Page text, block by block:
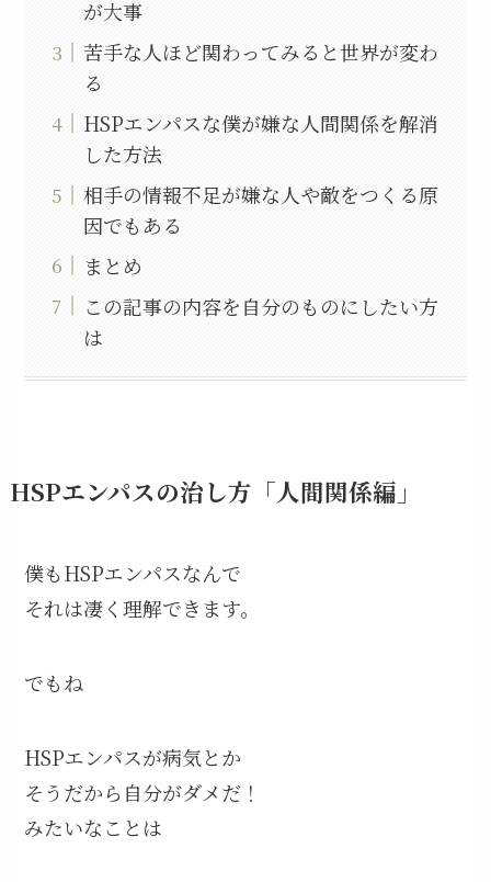
が大事
苦手な人ほど関わってみると世界が変わ
る
HSPエンパスな僕が嫌な人間関係を解消
した方法
相手の情報不足が嫌な人や敵をつくる原
因でもある
まとめ
この記事の内容を自分のものにしたい方
は
HSPエンパスの治し方「人間関係編」
僕もHSPエンパスなんで
それは凄く理解できます。
でもね
HSPエンパスが病気とか
そうだから自分がダメだ！
みたいなことは